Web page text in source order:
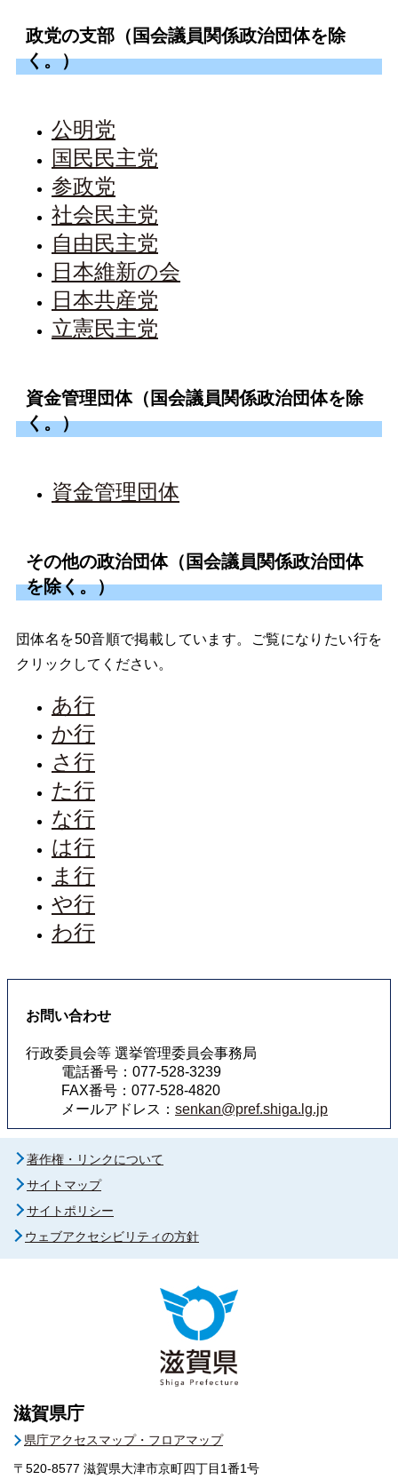
政党の支部（国会議員関係政治団体を除
く。）
公明党
国民民主党
参政党
社会民主党
自由民主党
日本維新の会
日本共産党
立憲民主党
資金管理団体（国会議員関係政治団体を除
く。）
資金管理団体
その他の政治団体（国会議員関係政治団体
を除く。）
団体名を50音順で掲載しています。ご覧になりたい行を
クリックしてください。
あ行
か行
さ行
た行
な行
は行
ま行
や行
わ行
お問い合わせ
行政委員会等 選挙管理委員会事務局
電話番号：077-528-3239
FAX番号：077-528-4820
メールアドレス： senkan@pref.shiga.lg.jp
著作権・リンクについて
サイトマップ
サイトポリシー
ウェブアクセシビリティの方針
滋賀県庁
県庁アクセスマップ・フロアマップ
〒520-8577 滋賀県大津市京町四丁目1番1号